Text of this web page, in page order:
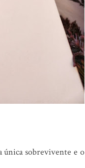
única sobrevivente e o